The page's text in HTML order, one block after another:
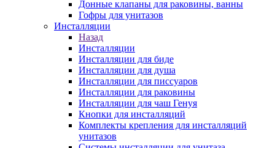
Донные клапаны для раковины, ванны
Гофры для унитазов
Инсталляции
Назад
Инсталляции
Инсталляции для биде
Инсталляции для душа
Инсталляции для писсуаров
Инсталляции для раковины
Инсталляции для чаш Генуя
Кнопки для инсталляций
Комплекты крепления для инсталляций
унитазов